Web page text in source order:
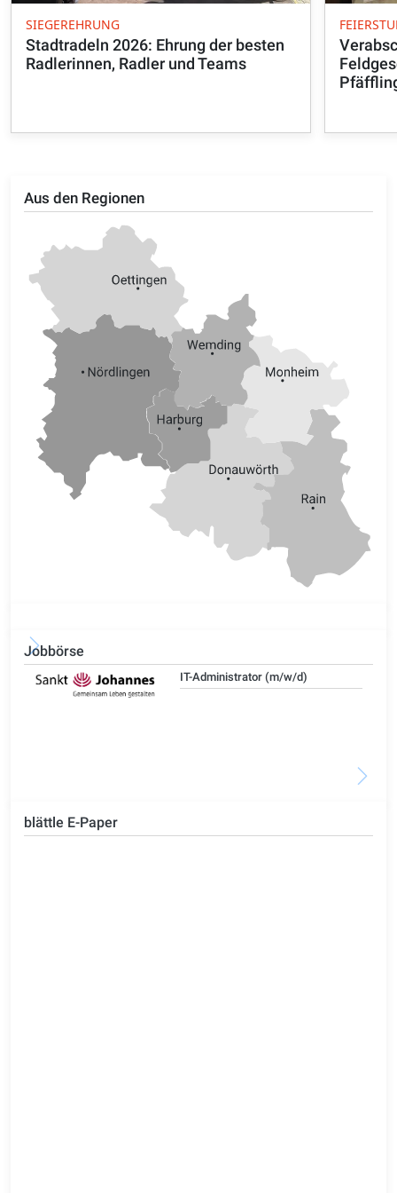
Aus den Regionen
Jobbörse
IT-Administrator (m/w/d)
blättle E-Paper
SIEGEREHRUNG
Stadtradeln 2026: Ehrung der besten
Radlerinnen, Radler und Teams